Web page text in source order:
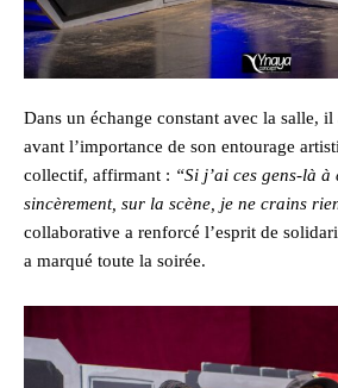
Dans un échange constant avec la salle,
avant l’importance de son entourage
collectif, affirmant : “Si j’ai ces gens-là à
sincèrement, sur la scène, je ne crains
collaborative a renforcé l’esprit de
a marqué toute la soirée.